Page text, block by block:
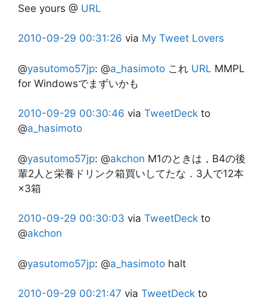
See yours @ URL
2010-09-29 00:31:26 via My Tweet Lovers
@yasutomo57jp: @a_hasimoto これ URL MMPL
for Windowsでまずいかも
2010-09-29 00:30:46 via TweetDeck to
@a_hasimoto
@yasutomo57jp: @akchon M1のときは，B4の後
輩2人と栄養ドリンク箱買いしてたな．3人で12本
×3箱
2010-09-29 00:30:03 via TweetDeck to
@akchon
@yasutomo57jp: @a_hasimoto halt
2010-09-29 00:21:47 via TweetDeck to